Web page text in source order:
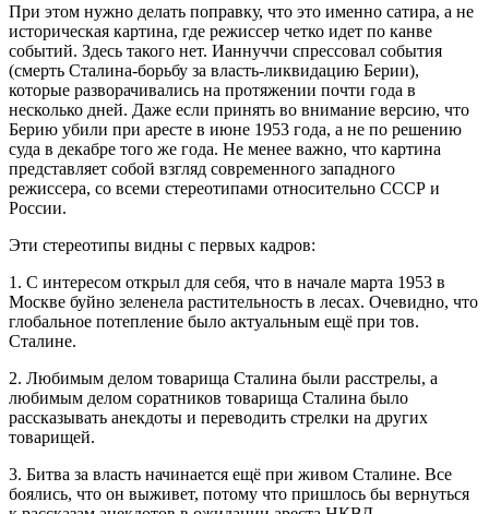
При этом нужно делать поправку, что это именно сатира, а не
историческая картина, где режиссер четко идет по канве
событий. Здесь такого нет. Ианнуччи спрессовал события
(смерть Сталина-борьбу за власть-ликвидацию Берии),
которые разворачивались на протяжении почти года в
несколько дней. Даже если принять во внимание версию, что
Берию убили при аресте в июне 1953 года, а не по решению
суда в декабре того же года. Не менее важно, что картина
представляет собой взгляд современного западного
режиссера, со всеми стереотипами относительно СССР и
России.
Эти стереотипы видны с первых кадров:
1. С интересом открыл для себя, что в начале марта 1953 в
Москве буйно зеленела растительность в лесах. Очевидно, что
глобальное потепление было актуальным ещё при тов.
Сталине.
2. Любимым делом товарища Сталина были расстрелы, а
любимым делом соратников товарища Сталина было
рассказывать анекдоты и переводить стрелки на других
товарищей.
3. Битва за власть начинается ещё при живом Сталине. Все
боялись, что он выживет, потому что пришлось бы вернуться